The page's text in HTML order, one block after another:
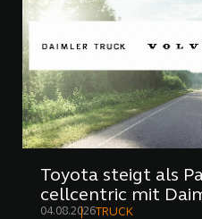
Toyota steigt als
cellcentric mit
04.08.2026TRUCK